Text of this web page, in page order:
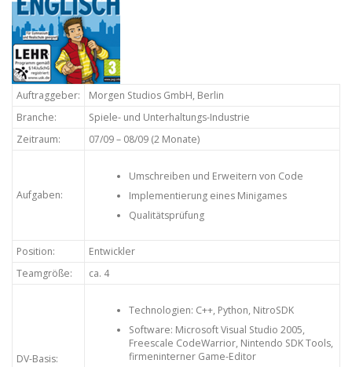
Auftraggeber:
Morgen Studios GmbH, Berlin
Branche:
Spiele- und Unterhaltungs-Industrie
Zeitraum:
07/09 – 08/09 (2 Monate)
Aufgaben:
Umschreiben und Erweitern von Code
Implementierung eines Minigames
Qualitätsprüfung
Position:
Entwickler
Teamgröße:
ca. 4
DV-Basis:
Technologien: C++, Python, NitroSDK
Software: Microsoft Visual Studio 2005,
Freescale CodeWarrior, Nintendo SDK Tools,
firmeninterner Game-Editor